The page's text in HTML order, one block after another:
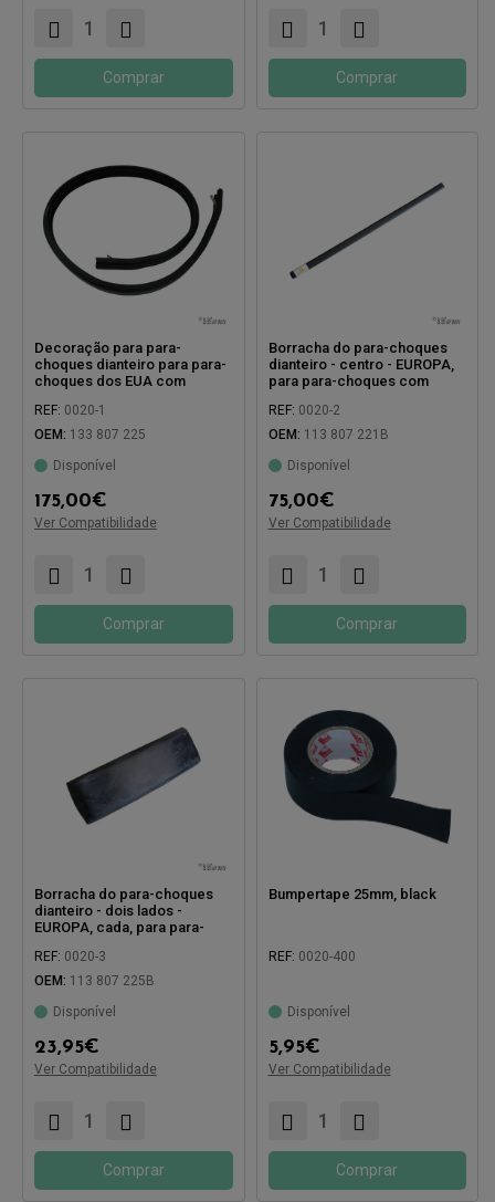
Comprar Comprar
Decoração para para-
choques dianteiro para para-
choques dos EUA com
REF: 0020-1
OEM: 133 807 225
Disponível
175,00€
Ver Compatibilidade
Comprar
Borracha do para-choques
dianteiro - centro - EUROPA,
para para-choques com
REF: 0020-2
OEM: 113 807 221B
Disponível
75,00€
Ver Compatibilidade
Comprar
Borracha do para-choques
dianteiro - dois lados -
EUROPA, cada, para para-
integrados.
REF: 0020-3
OEM: 113 807 225B
Disponível
23,95€
Ver Compatibilidade
Comprar
Bumpertape 25mm, black
REF: 0020-400
Disponível
5,95€
Ver Compatibilidade
Comprar